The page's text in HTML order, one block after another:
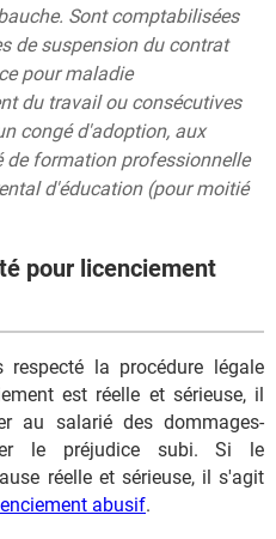
Sont comptabilisées
de suspension du contrat
pour maladie
du travail ou consécutives
congé d'adoption, aux
de formation professionnelle
d'éducation (pour moitié
pour licenciement
respecté la procédure légale
est réelle et sérieuse, il
au salarié des dommages-
le préjudice subi. Si le
réelle et sérieuse, il s'agit
abusif.